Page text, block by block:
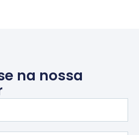
na nossa